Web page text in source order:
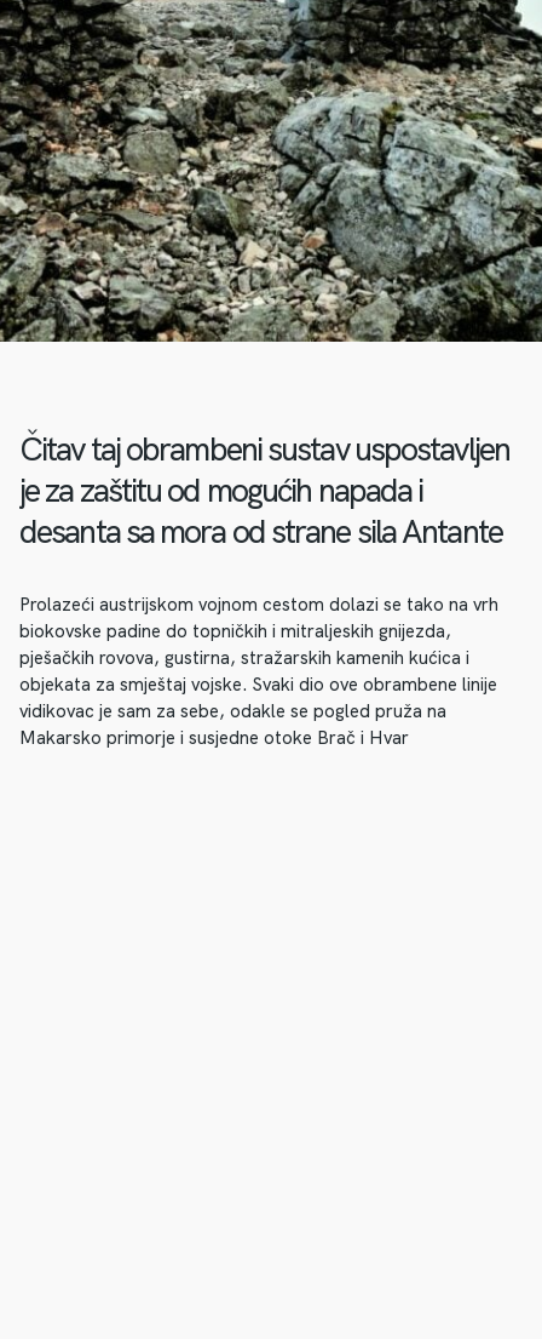
Čitav taj obrambeni sustav uspostavljen
je za zaštitu od mogućih napada i
desanta sa mora od strane sila Antante
Prolazeći austrijskom vojnom cestom dolazi se tako na vrh
biokovske padine do topničkih i mitraljeskih gnijezda,
pješačkih rovova, gustirna, stražarskih kamenih kućica i
objekata za smještaj vojske. Svaki dio ove obrambene linije
vidikovac je sam za sebe, odakle se pogled pruža na
Makarsko primorje i susjedne otoke Brač i Hvar